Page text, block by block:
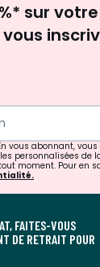
sur
vous abonnant,
personnalisées de
moment. Pour en
FAITES-VOUS
DE RETRAIT POUR